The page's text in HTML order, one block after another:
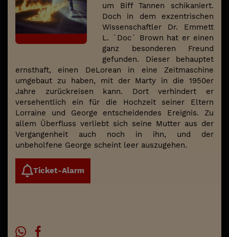
um Biff Tannen schikaniert.
Doch in dem exzentrischen
Wissenschaftler Dr. Emmett
L. ´Doc´ Brown hat er einen
ganz besonderen Freund
gefunden. Dieser behauptet
ernsthaft, einen DeLorean in eine Zeitmaschine
umgebaut zu haben, mit der Marty in die 1950er
Jahre zurückreisen kann. Dort verhindert er
versehentlich ein für die Hochzeit seiner Eltern
Lorraine und George entscheidendes Ereignis. Zu
allem Überfluss verliebt sich seine Mutter aus der
Vergangenheit auch noch in ihn, und der
unbeholfene George scheint leer auszugehen.
Ticket-Alarm